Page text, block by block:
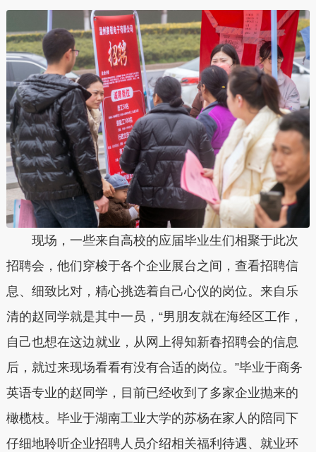
现场，一些来自高校的应届毕业生们相聚于此次
招聘会，他们穿梭于各个企业展台之间，查看招聘信
息、细致比对，精心挑选着自己心仪的岗位。来自乐
清的赵同学就是其中一员，“男朋友就在海经区工作，
自己也想在这边就业，从网上得知新春招聘会的信息
后，就过来现场看看有没有合适的岗位。”毕业于商务
英语专业的赵同学，目前已经收到了多家企业抛来的
橄榄枝。毕业于湖南工业大学的苏杨在家人的陪同下
仔细地聆听企业招聘人员介绍相关福利待遇、就业环